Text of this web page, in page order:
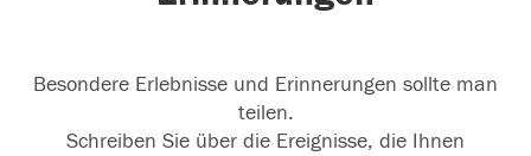
Besondere Erlebnisse und Erinnerungen sollte man
teilen.
Schreiben Sie über die Ereignisse, die Ihnen